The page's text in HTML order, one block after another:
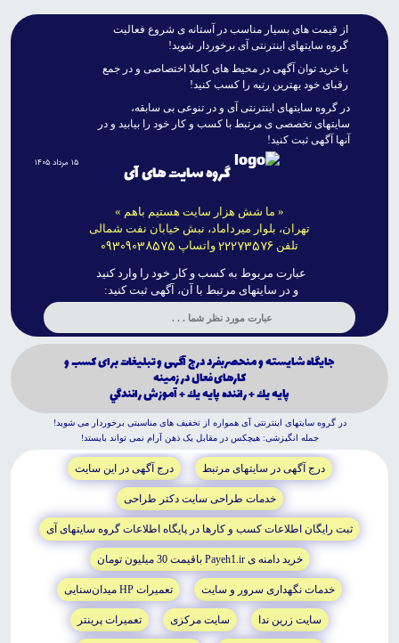
از قيمت هاى بسيار مناسب در آستانه ى شروع فعاليت
گروه سايتهاى اينترنتى آى برخوردار شويد!
با خريد توان آگهى در محيط هاى کاملا اختصاصى و در جمع
رقباى خود بهترين رتبه را کسب کنيد!
در گروه سايتهاى اينترنتى آى و در تنوعى بى سابقه،
سايتهاى تخصصى ى مرتبط با کسب و کار خود را بيابيد و در
آنها آگهى ثبت کنيد!
گروه سایت های آی
« ما شش هزار سایت هستیم باهم »
تهران، بلوار میرداماد، نبش خیابان نفت شمالی
تلفن 22273576 واتساپ 09309038575
۱۵ مرداد ۱۴۰۵
عبارت مربوط به کسب و کار خود را وارد کنید
و در سایتهای مرتبط با آن، آگهی ثبت کنید:
جايگاه شايسته و منحصربفرد درج آگهى و تبليغات براى كسب و
كارهاى فعال در زمينه
پايه يك + راننده پايه يك + آموزش رانندگي
در گروه سايتهاى اينترنتى آى همواره از تخفيف هاى مناسبتى برخوردار مى شويد!
جمله انگيزشى: هيچکس در مقابل يک ذهن آرام نمى تواند بايستد!
درج آگهى در سايتهاى مرتبط درج آگهى در اين سايت
خدمات طراحى سايت دکتر طراحى
ثبت رايگان اطلاعات کسب و کارها در پايگاه اطلاعات گروه سايتهاى آى
خريد دامنه ى Payeh1.ir باقيمت 30 ميليون تومان
خدمات نگهدارى سرور و سايت تعميرات HP ميدان‌سنايى
سايت زرين ندا سايت مرکزى تعميرات پرينتر